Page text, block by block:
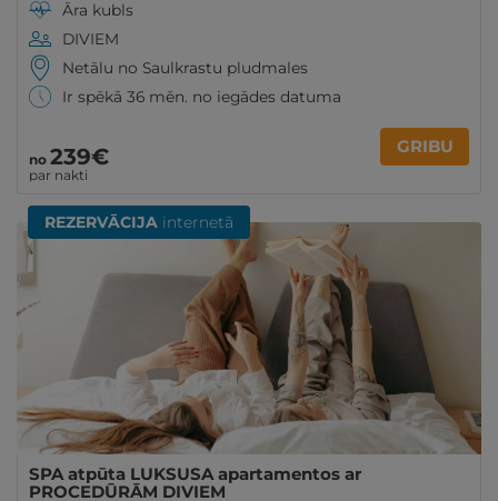
Āra kubls
DIVIEM
Netālu no Saulkrastu pludmales
Ir spēkā 36 mēn. no iegādes datuma
no 239€
par nakti
GRIBU
REZERVĀCIJA internetā
SPA atpūta LUKSUSA apartamentos ar
PROCEDŪRĀM DIVIEM